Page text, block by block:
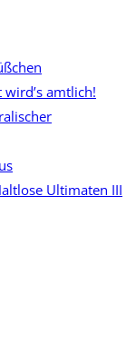
wird’s amtlich!
Ultimaten III